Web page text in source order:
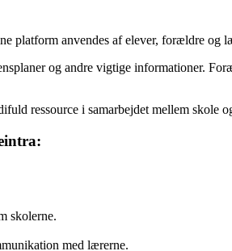
platform anvendes af elever, forældre og
og andre vigtige informationer.
ressource i samarbejdet mellem skole
skolerne.
med lærerne.